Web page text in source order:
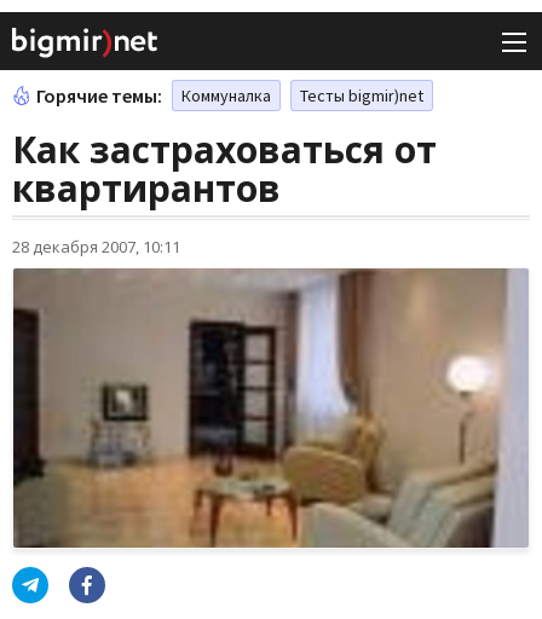
Горячие темы: Коммуналка Тесты bigmir)net
Как застраховаться от
квартирантов
28 декабря 2007, 10:11